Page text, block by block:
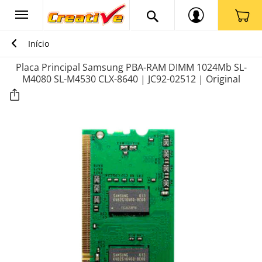
Início
Placa Principal Samsung PBA-RAM DIMM 1024Mb SL-
M4080 SL-M4530 CLX-8640 | JC92-02512 | Original